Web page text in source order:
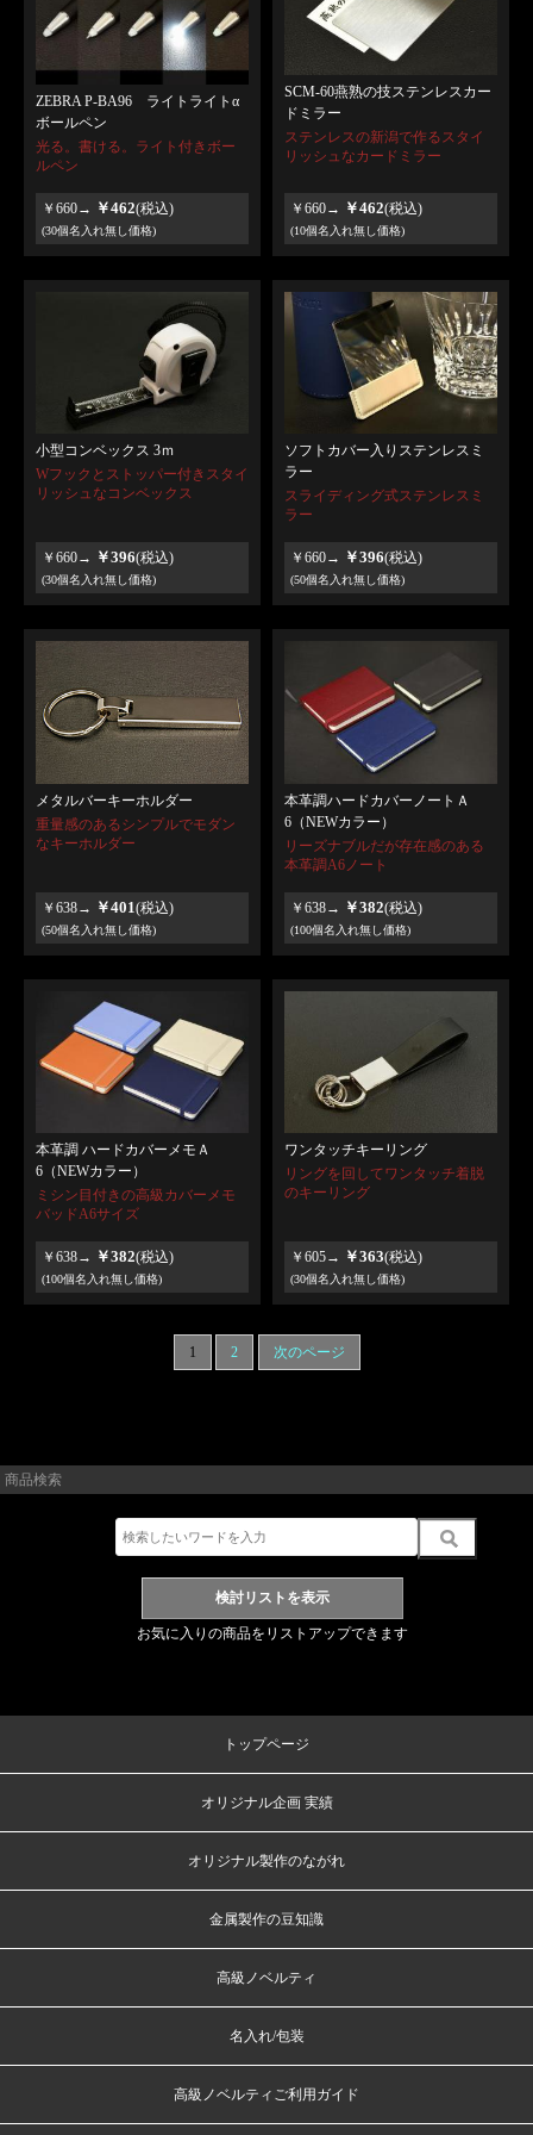
ZEBRA P-BA96 ライトライトα
ボールペン
光る。書ける。ライト付きボー
ルペン
￥660→ ￥462(税込)
(30個名入れ無し価格)
SCM-60燕熟の技ステンレスカー
ドミラー
ステンレスの新潟で作るスタイ
リッシュなカードミラー
￥660→ ￥462(税込)
(10個名入れ無し価格)
小型コンベックス 3ｍ
Wフックとストッパー付きスタイ
リッシュなコンベックス
￥660→ ￥396(税込)
(30個名入れ無し価格)
ソフトカバー入りステンレスミ
ラー
スライディング式ステンレスミ
ラー
￥660→ ￥396(税込)
(50個名入れ無し価格)
メタルバーキーホルダー
重量感のあるシンプルでモダン
なキーホルダー
￥638→ ￥401(税込)
(50個名入れ無し価格)
本革調ハードカバーノートＡ
6（NEWカラー）
リーズナブルだが存在感のある
本革調A6ノート
￥638→ ￥382(税込)
(100個名入れ無し価格)
本革調 ハードカバーメモＡ
6（NEWカラー）
ミシン目付きの高級カバーメモ
バッドA6サイズ
￥638→ ￥382(税込)
(100個名入れ無し価格)
ワンタッチキーリング
リングを回してワンタッチ着脱
のキーリング
￥605→ ￥363(税込)
(30個名入れ無し価格)
1 2 次のページ
商品検索
お気に入りの商品をリストアップできます
トップページ
オリジナル企画 実績
オリジナル製作のながれ
金属製作の豆知識
高級ノベルティ
名入れ/包装
高級ノベルティご利用ガイド